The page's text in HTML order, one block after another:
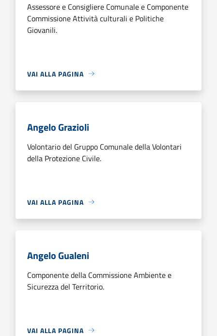
Assessore e Consigliere Comunale e Componente
Commissione Attività culturali e Politiche
Giovanili.
VAI ALLA PAGINA
Angelo Grazioli
Volontario del Gruppo Comunale della Volontari
della Protezione Civile.
VAI ALLA PAGINA
Angelo Gualeni
Componente della Commissione Ambiente e
Sicurezza del Territorio.
VAI ALLA PAGINA